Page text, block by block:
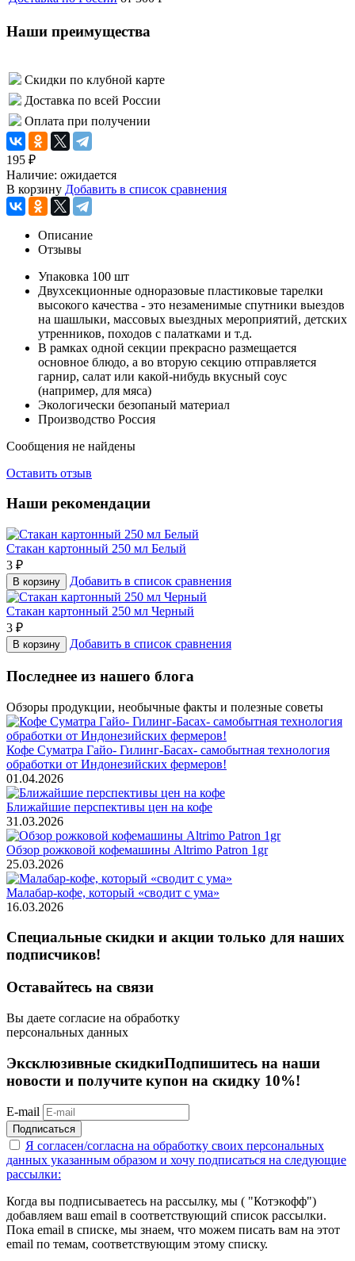
Наши преимущества
Скидки по клубной карте
Доставка по всей России
Оплата при получении
195 ₽
Наличие: ожидается
В корзину Добавить в список сравнения
Описание
Отзывы
Упаковка 100 шт
Двухсекционные одноразовые пластиковые тарелки
высокого качества - это незаменимые спутники выездов
на шашлыки, массовых выездных мероприятий, детских
утренников, походов с палатками и т.д.
В рамках одной секции прекрасно размещается
основное блюдо, а во вторую секцию отправляется
гарнир, салат или какой-нибудь вкусный соус
(например, для мяса)
Экологически безопаный материал
Производство Россия
Сообщения не найдены
Оставить отзыв
Наши рекомендации
Стакан картонный 250 мл Белый
3 ₽
В корзину Добавить в список сравнения
Стакан картонный 250 мл Черный
3 ₽
В корзину Добавить в список сравнения
Последнее из нашего блога
Обзоры продукции, необычные факты и полезные советы
Кофе Суматра Гайо- Гилинг-Басах- самобытная технология
обработки от Индонезийских фермеров!
01.04.2026
Ближайшие перспективы цен на кофе
31.03.2026
Обзор рожковой кофемашины Altrimo Patron 1gr
25.03.2026
Малабар-кофе, который «сводит с ума»
16.03.2026
Специальные скидки и акции только для наших
подписчиков!
Оставайтесь на связи
Вы даете согласие на обработку
персональных данных
Эксклюзивные скидкиПодпишитесь на наши
новости и получите купон на скидку 10%!
E-mail
Подписаться
Я согласен/согласна на обработку своих персональных
данных указанным образом и хочу подписаться на следующие
рассылки:
Когда вы подписываетесь на рассылку, мы ( "Котэкофф")
добавляем ваш email в соответствующий список рассылки.
Пока email в списке, мы знаем, что можем писать вам на этот
email по темам, соответствующим этому списку.